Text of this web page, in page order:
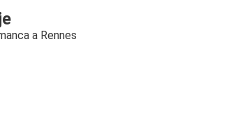
a Rennes